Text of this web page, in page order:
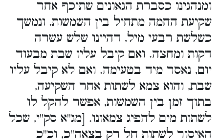
ומנהגינו כסברת הגאונים שתיכף אחר
שקיעת החמה מתחיל בין השמשות, ונמשך
כשלשת רבעי מיל, דהיינו שלש עשרה
דקות ומחצה. ואם קיבל עליו שבת מבעוד
יום, נאסר מיד בטעימה. ואם לא קיבל עליו
שבת, והוא צמא לשתות אחר השקיעה,
בתוך זמן בין השמשות, אפשר להקל לו
לשתות מים להפיג צמאונו. [מג''א סק''י, שכל
האיסור לשתות חל רק בצאה''כ, וכ''כ